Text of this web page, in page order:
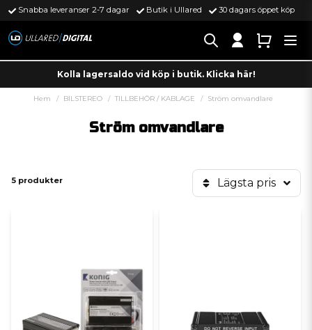
Snabba leveranser 2-7 dagar Butik i Ullared 30 dagars öppet köp
Kolla lagersaldo vid köp i butik. Klicka här!
Hem BILSTEREO TILLBEHÖR / KABLAGE Ström omvandlare
Ström omvandlare
5 produkter Lägsta pris